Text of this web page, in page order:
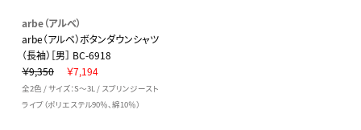
arbe（アルベ）
arbe（アルベ）ボタンダウンシャツ
（長袖）［男］ BC-6918
￥9,350
￥7,194
全2色 / サイズ：S～3L / スプリンジースト
ライプ（ポリエステル90％、綿10％）